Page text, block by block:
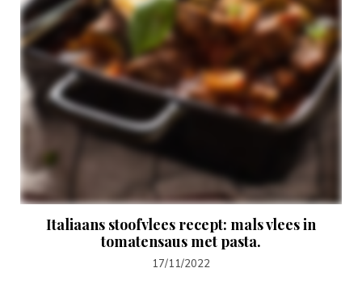
Italiaans stoofvlees recept: mals vlees in
tomatensaus met pasta.
17/11/2022